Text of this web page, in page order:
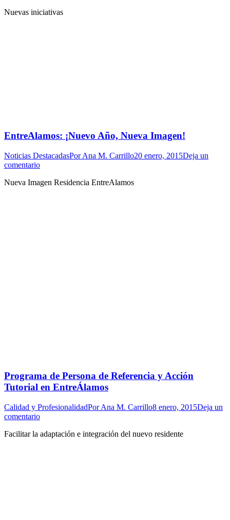
Nuevas iniciativas
EntreAlamos: ¡Nuevo Año, Nueva Imagen!
Noticias DestacadasPorAna M. Carrillo20 enero, 2015Deja un
comentario
Nueva Imagen Residencia EntreAlamos
Programa de Persona de Referencia y Acción
Tutorial en EntreÁlamos
Calidad y ProfesionalidadPorAna M. Carrillo8 enero, 2015Deja un
comentario
Facilitar la adaptación e integración del nuevo residente